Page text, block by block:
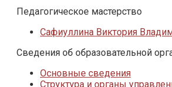
Педагогическое мастерство
Сафиуллина Виктория
Сведения об образовательной
Основные сведения
Структура и органы